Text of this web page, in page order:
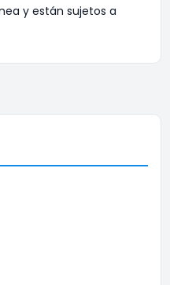
y están sujetos a